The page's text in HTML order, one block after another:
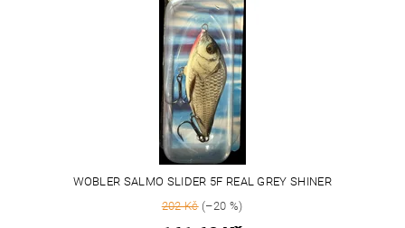
WOBLER SALMO SLIDER 5F REAL GREY SHINER
202 Kč(–20 %)